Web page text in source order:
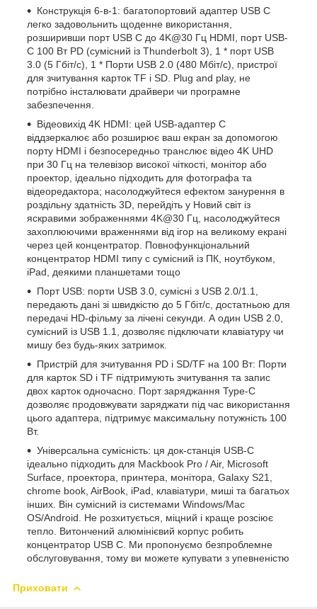
Конструкція 6-в-1: багатопортовий адаптер USB C
легко задовольнить щоденне використання,
розширивши порт USB C до 4K@30 Гц HDMI, порт USB-
C 100 Вт PD (сумісний із Thunderbolt 3), 1 * порт USB
3.0 (5 Гбіт/с), 1 * Порти USB 2.0 (480 Мбіт/с), пристрої
для зчитування карток TF і SD. Plug and play, не
потрібно інсталювати драйвери чи програмне
забезпечення.
Відеовихід 4K HDMI: цей USB-адаптер C
віддзеркалює або розширює ваш екран за допомогою
порту HDMI і безпосередньо транслює відео 4K UHD
при 30 Гц на телевізор високої чіткості, монітор або
проектор, ідеально підходить для фотографа та
відеоредактора; насолоджуйтеся ефектом занурення в
роздільну здатність 3D, перейдіть у Новий світ із
яскравими зображеннями 4K@30 Гц, насолоджуйтеся
захоплюючими враженнями від ігор на великому екрані
через цей концентратор. Повнофункціональний
концентратор HDMI типу c сумісний із ПК, ноутбуком,
iPad, деякими планшетами тощо
Порт USB: порти USB 3.0, сумісні з USB 2.0/1.1,
передають дані зі швидкістю до 5 Гбіт/с, достатньою для
передачі HD-фільму за лічені секунди. А один USB 2.0,
сумісний із USB 1.1, дозволяє підключати клавіатуру чи
мишу без будь-яких затримок.
Пристрій для зчитування PD і SD/TF на 100 Вт: Порти
для карток SD і TF підтримують зчитування та запис
двох карток одночасно. Порт заряджання Type-C
дозволяє продовжувати заряджати під час використання
цього адаптера, підтримує максимальну потужність 100
Вт.
Універсальна сумісність: ця док-станція USB-C
ідеально підходить для Mackbook Pro / Air, Microsoft
Surface, проектора, принтера, монітора, Galaxy S21,
chrome book, AirBook, iPad, клавіатури, миші та багатьох
інших. Він сумісний із системами Windows/Mac
OS/Android. Не розхитується, міцний і краще розсіює
тепло. Витончений алюмінієвий корпус робить
концентратор USB C. Ми пропонуємо безпроблемне
обслуговування, тому ви можете купувати з упевненістю
Приховати